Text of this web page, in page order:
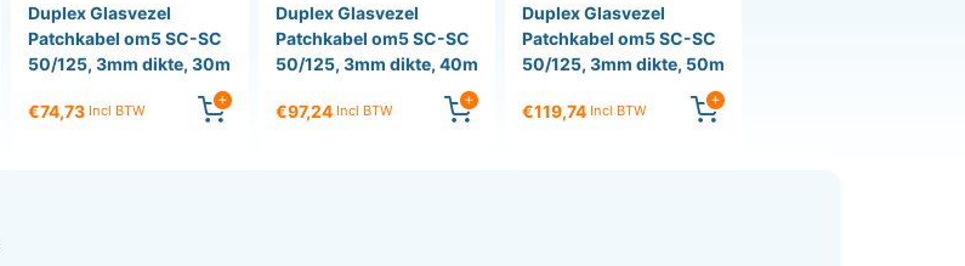
Duplex Glasvezel
Patchkabel om5 SC-SC
50/125, 3mm dikte, 30m
€74,73 Incl BTW
Duplex Glasvezel
Patchkabel om5 SC-SC
50/125, 3mm dikte, 40m
€97,24 Incl BTW
Duplex Glasvezel
Patchkabel om5 SC-SC
50/125, 3mm dikte, 50m
€119,74 Incl BTW